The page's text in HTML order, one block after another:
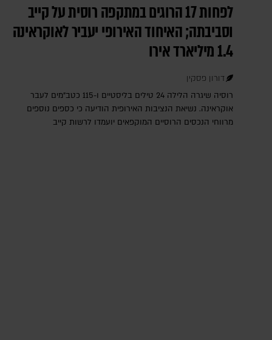
לפחות 17 הרוגים במתקפה רוסית על קייב
וסביבתה; האיחוד האירופי יעביר לאוקראינה
1.4 מיליארד אירו
דורון פסקין
רוסיה שיגרה הלילה 24 טילים בליסטיים ו-115 כטב"מים לעבר
אוקראינה. נשיאת הנציבות האירופית הודיעה כי כספים נוספים
מרווחי הנכסים הרוסיים המוקפאים יועמדו לרשות קייב